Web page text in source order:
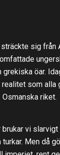
sig från
grekiska öar.
som alla
riket.
vi slarvigt
Men då